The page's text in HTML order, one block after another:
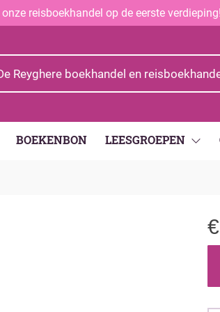
onze reisboekhandel op de eerste verdieping!
BOEKENBON LEESGROEPEN
€